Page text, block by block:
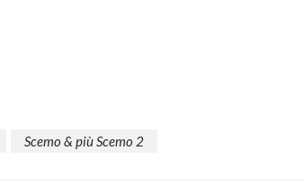
Scemo & più Scemo 2